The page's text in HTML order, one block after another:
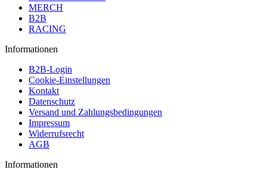
MERCH
B2B
RACING
Informationen
B2B-Login
Cookie-Einstellungen
Kontakt
Datenschutz
Versand und Zahlungsbedingungen
Impressum
Widerrufsrecht
AGB
Informationen